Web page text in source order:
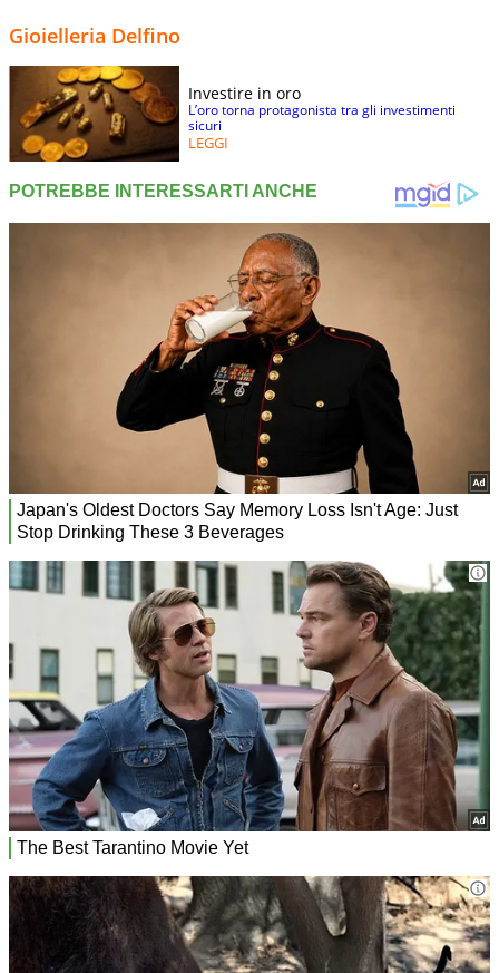
Gioielleria Delfino
Investire in oro
L’oro torna protagonista tra gli investimenti
sicuri
LEGGI